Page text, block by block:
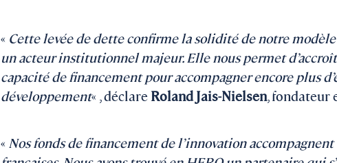
« Cette levée de dette confirme la solidité de notre
un acteur institutionnel majeur. Elle nous permet
capacité de financement pour accompagner encore plus
développement« , déclare Roland Jais-Nielsen, fondateur
« Nos fonds de financement de l’innovation